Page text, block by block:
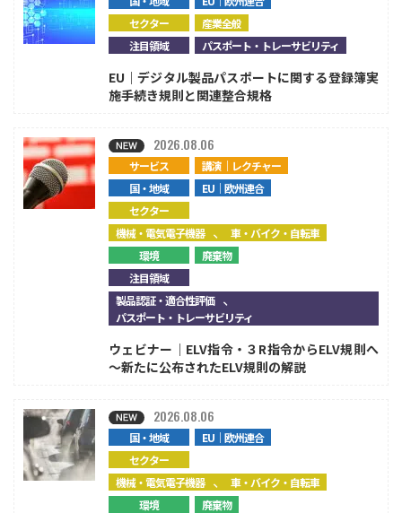
セクター
産業全般
注目領域
パスポート・トレーサビリティ
EU｜デジタル製品パスポートに関する登録簿実
施手続き規則と関連整合規格
サービス
講演｜レクチャー
国・地域
EU｜欧州連合
セクター
機械・電気電子機器 、車・バイク・自転車
環境
廃棄物
注目領域
製品認証・適合性評価 、
パスポート・トレーサビリティ
2026.08.06
ウェビナー｜ELV指令・３R指令からELV規則へ
～新たに公布されたELV規則の解説
国・地域
EU｜欧州連合
セクター
機械・電気電子機器 、車・バイク・自転車
環境
廃棄物
2026.08.06